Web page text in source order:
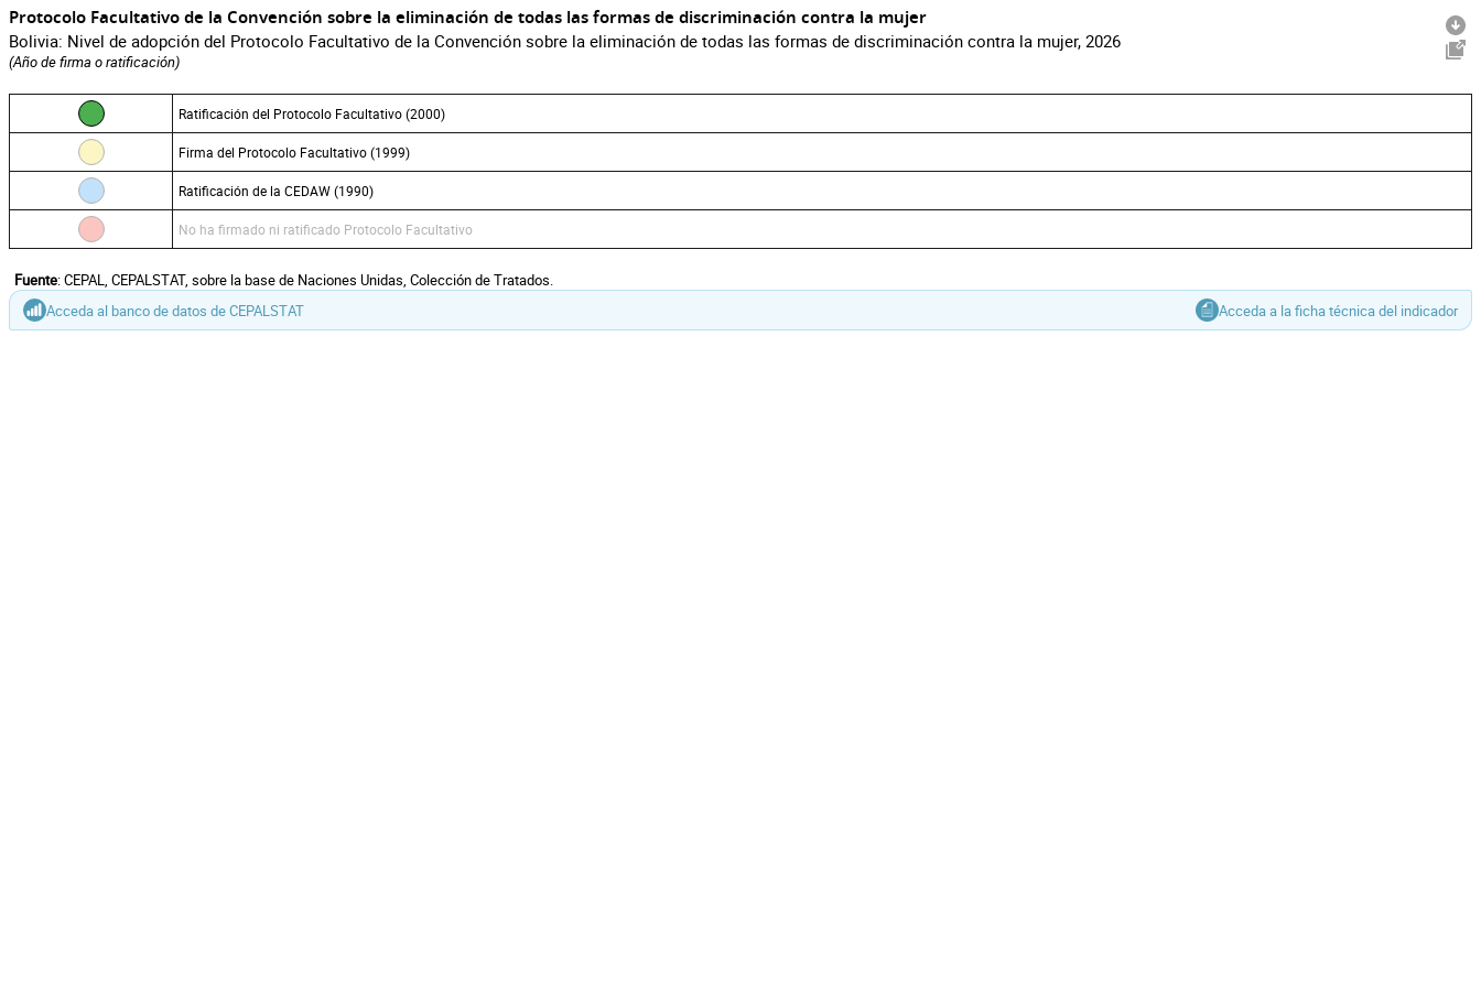
Protocolo Facultativo de la Convención sobre la eliminación de todas las formas de discriminación contra la mujer
Bolivia: Nivel de adopción del Protocolo Facultativo de la Convención sobre la eliminación de todas las formas de discriminación contra la mujer, 2026
(Año de firma o ratificación)
Ratificación del Protocolo Facultativo (2000)
Firma del Protocolo Facultativo (1999)
Ratificación de la CEDAW (1990)
No ha firmado ni ratificado Protocolo Facultativo
Fuente: CEPAL, CEPALSTAT, sobre la base de Naciones Unidas, Colección de Tratados.
Acceda al banco de datos de CEPALSTAT
Acceda a la ficha técnica del indicador